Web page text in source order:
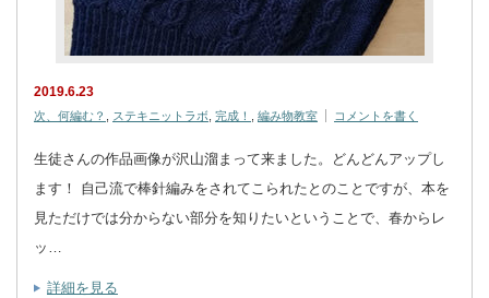
2019.6.23
次、何編む？ , ステキニットラボ, 完成！ , 編み物教室 コメントを書く
生徒さんの作品画像が沢山溜まって来ました。どんどんアップし
ます！ 自己流で棒針編みをされてこられたとのことですが、本を
見ただけでは分からない部分を知りたいということで、春からレ
ッ…
詳細を見る